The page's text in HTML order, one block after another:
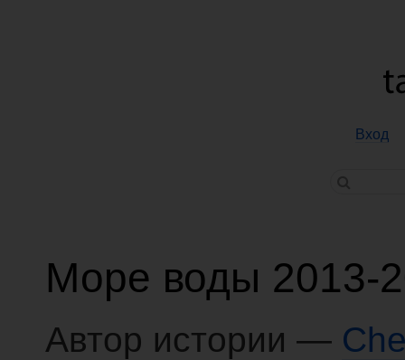
Вход
Море воды 2013-
Автор истории —